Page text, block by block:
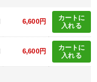
6,600円
カートに
入れる
6,600円
カートに
入れる